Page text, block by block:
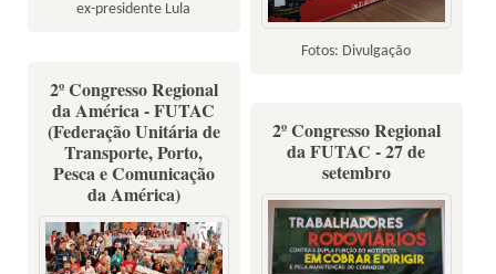
ex-presidente Lula
Fotos: Divulgação
2º Congresso Regional
da América - FUTAC
(Federação Unitária de
Transporte, Porto,
Pesca e Comunicação
da América)
2º Congresso Regional
da FUTAC - 27 de
setembro